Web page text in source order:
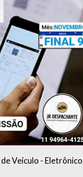
Veículo -